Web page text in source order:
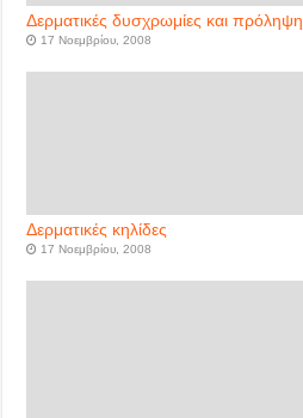
Δερματικές δυσχρωμίες και πρόληψη
17 Νοεμβρίου, 2008
Δερματικές κηλίδες
17 Νοεμβρίου, 2008